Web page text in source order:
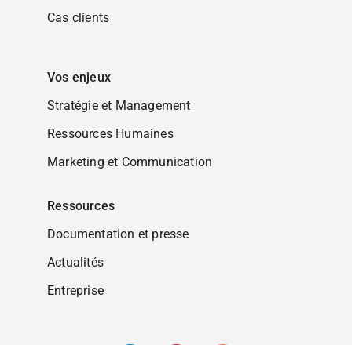
Cas clients
Vos enjeux
Stratégie et Management
Ressources Humaines
Marketing et Communication
Ressources
Documentation et presse
Actualités
Entreprise